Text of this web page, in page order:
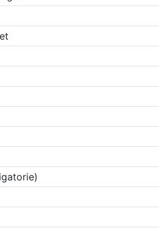
dei filtri ricerca eventi
1 Successiva
i parametri inseriti